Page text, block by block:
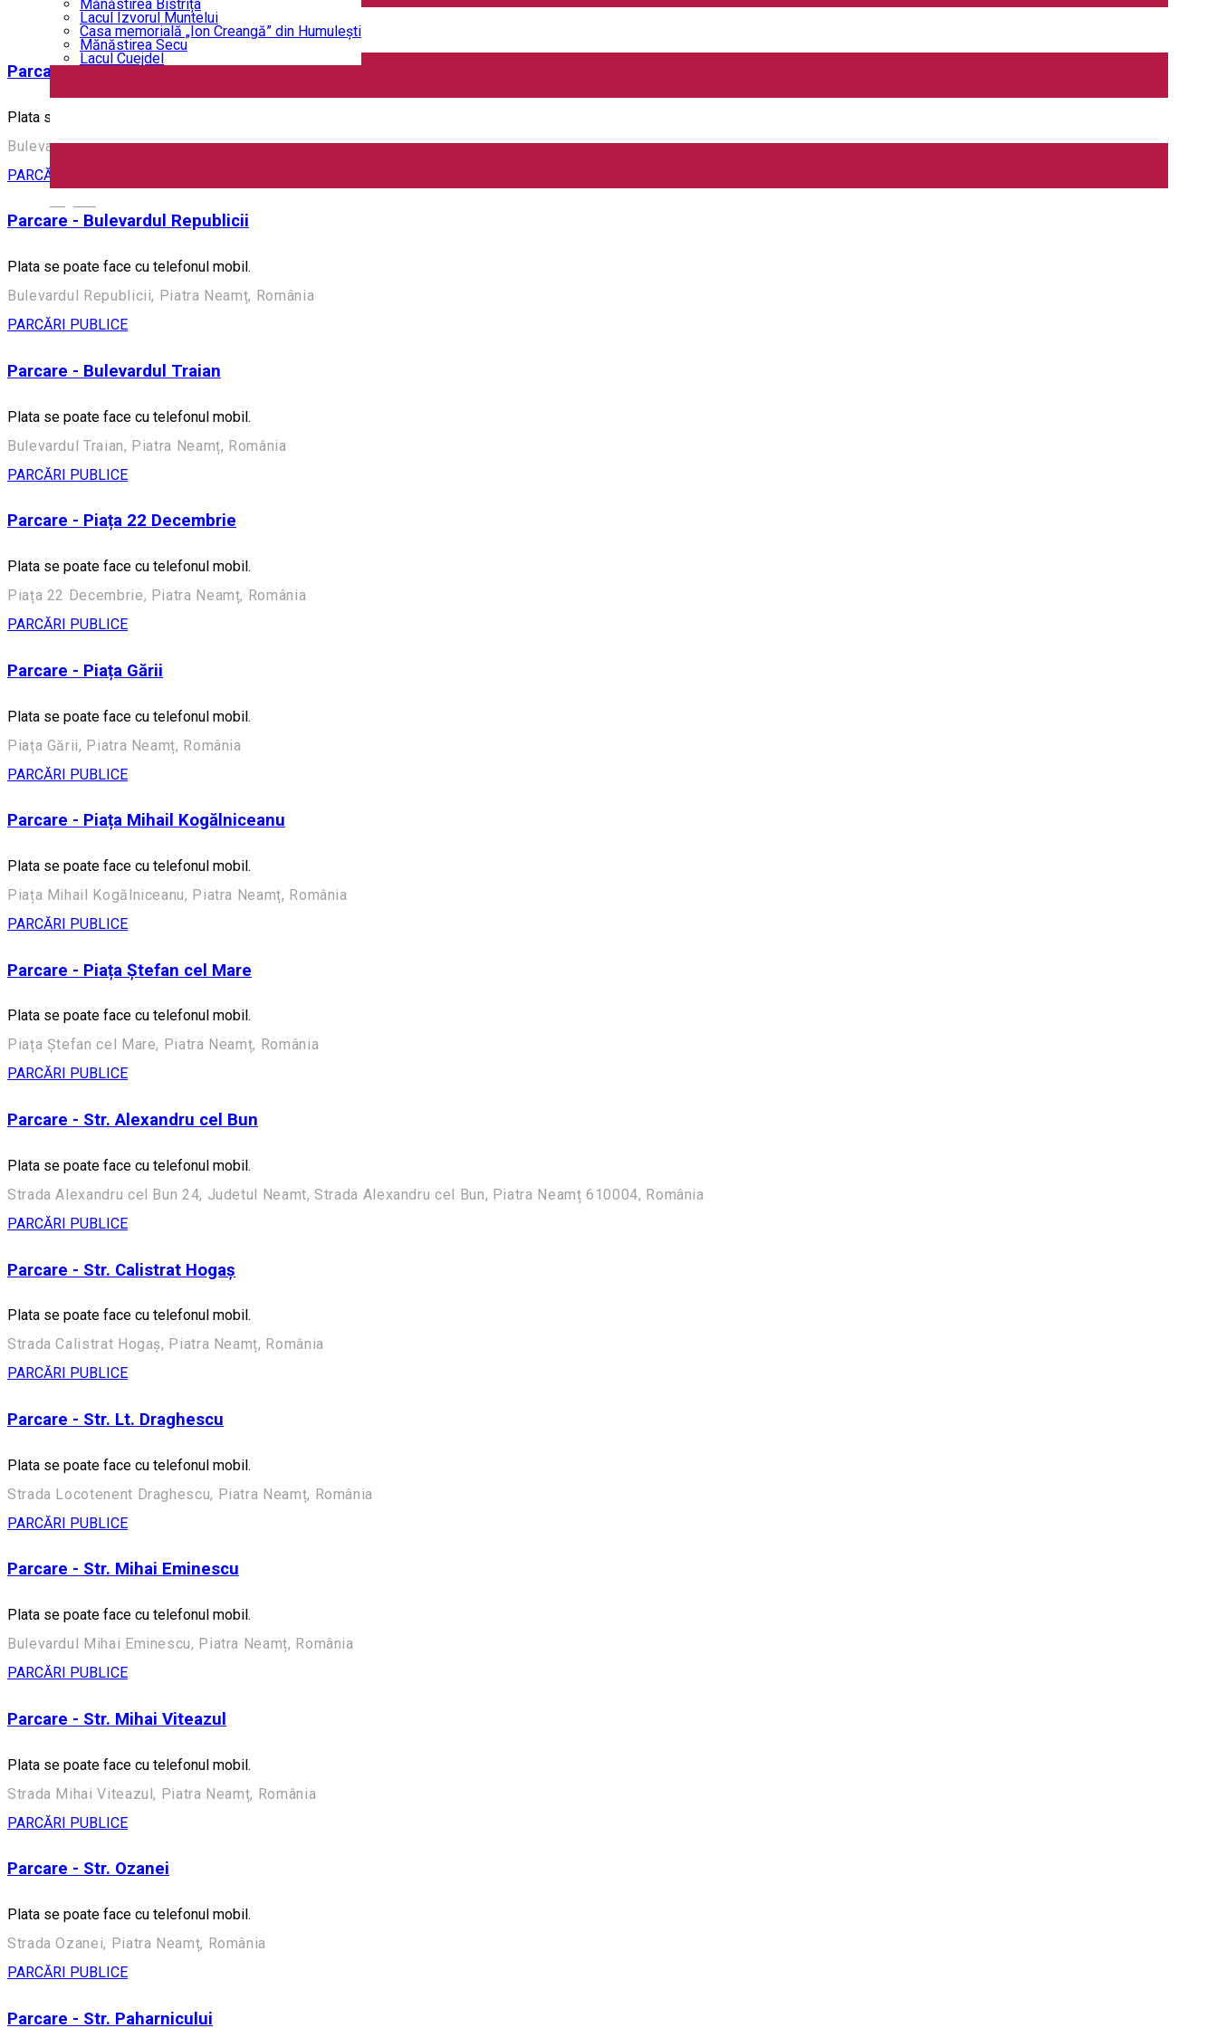
Mănăstirea Bistrița
Lacul Izvorul Muntelui
Casa memorială „Ion Creangă” din Humuleşti
Mănăstirea Secu
Lacul Cuejdel
PARCĂRI PUBLICE
Parcare - Bulevardul Decebal
Plata se poate face cu telefonul mobil.
Bulevardul Decebal, Piatra Neamț, România
PARCĂRI PUBLICE
Parcare - Bulevardul Republicii
Plata se poate face cu telefonul mobil.
Bulevardul Republicii, Piatra Neamț, România
PARCĂRI PUBLICE
Parcare - Bulevardul Traian
Plata se poate face cu telefonul mobil.
Bulevardul Traian, Piatra Neamț, România
PARCĂRI PUBLICE
Parcare - Piața 22 Decembrie
Plata se poate face cu telefonul mobil.
Piața 22 Decembrie, Piatra Neamț, România
PARCĂRI PUBLICE
Parcare - Piața Gării
Plata se poate face cu telefonul mobil.
Piața Gării, Piatra Neamț, România
PARCĂRI PUBLICE
Parcare - Piața Mihail Kogălniceanu
Plata se poate face cu telefonul mobil.
Piața Mihail Kogălniceanu, Piatra Neamț, România
PARCĂRI PUBLICE
Parcare - Piața Ștefan cel Mare
Plata se poate face cu telefonul mobil.
Piața Ștefan cel Mare, Piatra Neamț, România
PARCĂRI PUBLICE
Parcare - Str. Alexandru cel Bun
Plata se poate face cu telefonul mobil.
Strada Alexandru cel Bun 24, Judetul Neamt, Strada Alexandru cel Bun, Piatra Neamț 610004, România
PARCĂRI PUBLICE
Parcare - Str. Calistrat Hogaș
Plata se poate face cu telefonul mobil.
Strada Calistrat Hogaș, Piatra Neamț, România
PARCĂRI PUBLICE
Parcare - Str. Lt. Draghescu
Plata se poate face cu telefonul mobil.
Strada Locotenent Draghescu, Piatra Neamț, România
PARCĂRI PUBLICE
Parcare - Str. Mihai Eminescu
Plata se poate face cu telefonul mobil.
Bulevardul Mihai Eminescu, Piatra Neamț, România
PARCĂRI PUBLICE
Parcare - Str. Mihai Viteazul
Plata se poate face cu telefonul mobil.
Strada Mihai Viteazul, Piatra Neamț, România
PARCĂRI PUBLICE
Parcare - Str. Ozanei
Plata se poate face cu telefonul mobil.
Strada Ozanei, Piatra Neamț, România
PARCĂRI PUBLICE
Parcare - Str. Paharnicului